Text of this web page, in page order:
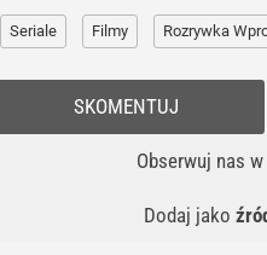
Seriale Filmy Rozrywka
Obserwuj nas w
Dodaj jako
SKOMENTUJ